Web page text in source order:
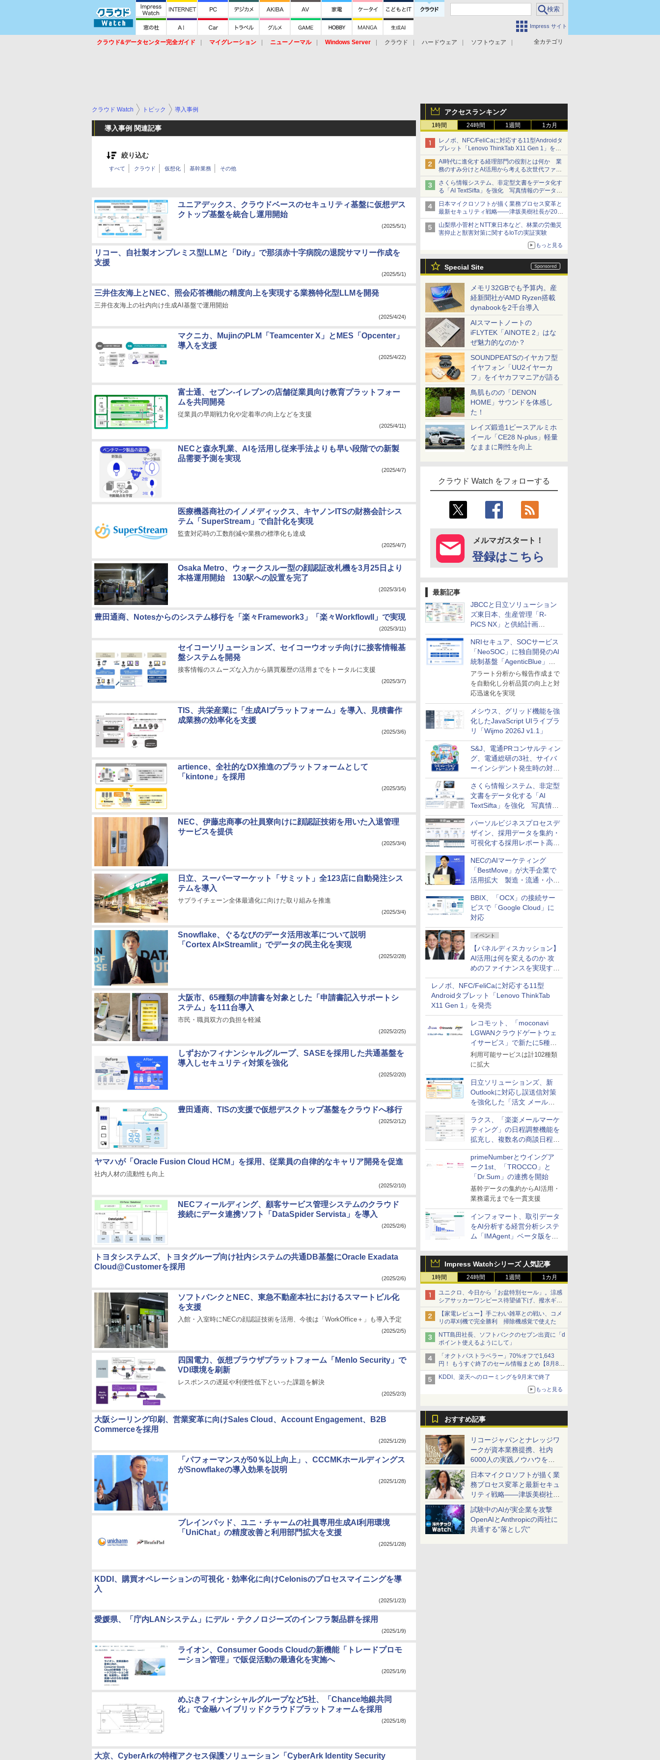
Impress サイト
全カテゴリ
クラウド&データセンター完全ガイド マイグレーション ニューノーマル Windows Server クラウド ハードウェア
ソフトウェア
アクセスランキング
1時間 24時間 1週間 1カ月
レノボ、NFC/FeliCaに対応する11型Androidタ
ブレット「Lenovo ThinkTab X11 Gen 1」を発
売
AI時代に進化する経理部門の役割とは何か 業
務のすみ分けとAI活用から考える次世代ファイ
ナンス戦略
さくら情報システム、非定型文書をデータ化す
る「AI TextSifta」を強化 写真情報のデータ化
などに対応
日本マイクロソフトが描く業務プロセス変革と
最新セキュリティ戦略――津坂美樹社長が2027
年度戦略を説明
山梨県小菅村とNTT東日本など、林業の労働災
害抑止と獣害対策に関するIoTの実証実験
もっと見る
Special Site
メモリ32GBでも予算内。産
経新聞社がAMD Ryzen搭載
dynabookを2千台導入
AIスマートノートの
iFLYTEK「AINOTE 2」はな
ぜ魅力的なのか？
SOUNDPEATSのイヤカフ型
イヤフォン「UU2イヤーカ
フ」をイヤカフマニアが語る
鳥肌ものの「DENON
HOME」サウンドを体感し
た！
レイズ鍛造1ピースアルミホ
イール「CE28 N-plus」軽量
なままに剛性を向上
クラウド Watch をフォローする
メルマガスタート！
登録はこちら
最新記事
JBCCと日立ソリューション
ズ東日本、生産管理「R-
PiCS NX」と供給計画
「scSQUARE ISP」の連携サ
ービスを提供開始
NRIセキュア、SOCサービス
「NeoSOC」に独自開発のAI
統制基盤「AgenticBlue」を
導入
アラート分析から報告作成まで
を自動化し分析品質の向上と対
応迅速化を実現
メシウス、グリッド機能を強
化したJavaScript UIライブラ
リ「Wijmo 2026J v1.1」
S&J、電通PRコンサルティン
グ、電通総研の3社、サイバ
ーインシデント発生時の対応
と危機管理広報を一体的に訓
練するプログラムを提供
さくら情報システム、非定型
文書をデータ化する「AI
TextSifta」を強化 写真情報
のデータ化などに対応
パーソルビジネスプロセスデ
ザイン、採用データを集約・
可視化する採用レポート高速
化サービスを提供
NECのAIマーケティング
「BestMove」が大手企業で
活用拡大 製造・流通・小売
企業・広告代理店などが実装
フェーズへ
BBIX、「OCX」の接続サー
ビスで「Google Cloud」に
対応
イベント
【パネルディスカッション】
AI活用は何を変えるのか 攻
めのファイナンスを実現する
業務設計とマインドセット変
革
レノボ、NFC/FeliCaに対応する11型
Androidタブレット「Lenovo ThinkTab
X11 Gen 1」を発売
レコモット、「moconavi
LGWANクラウドゲートウェ
イサービス」で新たに5種類
のサービスと連携開始
利用可能サービスは計102種類
に拡大
日立ソリューションズ、新
Outlookに対応し誤送信対策
を強化した「活文 メール誤
送信防止アドインサービス」
を提供
ラクス、「楽楽メールマーケ
ティング」の日程調整機能を
拡充し、複数名の商談日程調
整を効率化
primeNumberとウイングア
ーク1st、「TROCCO」と
「Dr.Sum」の連携を開始
基幹データの集約からAI活用・
業務還元までを一貫支援
インフォマート、取引データ
をAI分析する経営分析システ
ム「IMAgent」ベータ版を提
Impress Watchシリーズ 人気記事
1時間 24時間 1週間 1カ月
ユニクロ、今日から「お盆特別セール」。涼感
シアサッカーワンピース待望値下げ、撥水ギア
ショーツは1990円に
【家電レビュー】手ごわい雑草との戦い、コメ
リの草刈機で完全勝利 掃除機感覚で使えた
NTT島田社長、ソフトバンクのセブン出資に「d
ポイント使えるようにして」
「オクトパストラベラー」70%オフで1,643
円！ もうすぐ終了のセール情報まとめ【8月8日
更新】
ニンテンドーeショップでは「大神 絶景版」が
KDDI、楽天へのローミングを9月末で終了
もっと見る
おすすめ記事
リコージャパンとナレッジワ
ークが資本業務提携、社内
6000人の実践ノウハウを生
かした「AI商談記録 for
RICOH」を展開へ
日本マイクロソフトが描く業
務プロセス変革と最新セキュ
リティ戦略――津坂美樹社長
が2027年度戦略を説明
試験中のAIが実企業を攻撃
OpenAIとAnthropicの両社に
共通する“落とし穴”
クラウド Watch トピック 導入事例
導入事例 関連記事
絞り込む
すべて クラウド 仮想化 基幹業務 その他
ユニアデックス、クラウドベースのセキュリティ基盤に仮想デス
クトップ基盤を統合し運用開始
(2025/5/1)
リコー、自社製オンプレミス型LLMと「Dify」で那須赤十字病院の退院サマリー作成を
支援
(2025/5/1)
三井住友海上とNEC、照会応答機能の精度向上を実現する業務特化型LLMを開発
三井住友海上の社内向け生成AI基盤で運用開始
(2025/4/24)
マクニカ、MujinのPLM「Teamcenter X」とMES「Opcenter」
導入を支援
(2025/4/22)
富士通、セブン‐イレブンの店舗従業員向け教育プラットフォー
ムを共同開発
従業員の早期戦力化や定着率の向上などを支援
(2025/4/11)
NECと森永乳業、AIを活用し従来手法よりも早い段階での新製
品需要予測を実現
(2025/4/7)
医療機器商社のイノメディックス、キヤノンITSの財務会計シス
テム「SuperStream」で自計化を実現
監査対応時の工数削減や業務の標準化も達成
(2025/4/7)
Osaka Metro、ウォークスルー型の顔認証改札機を3月25日より
本格運用開始 130駅への設置を完了
(2025/3/14)
豊田通商、Notesからのシステム移行を「楽々Framework3」「楽々WorkflowII」で実現
(2025/3/11)
セイコーソリューションズ、セイコーウオッチ向けに接客情報基
盤システムを開発
接客情報のスムーズな入力から購買履歴の活用までをトータルに支援
(2025/3/7)
TIS、共栄産業に「生成AIプラットフォーム」を導入、見積書作
成業務の効率化を支援
(2025/3/6)
artience、全社的なDX推進のプラットフォームとして
「kintone」を採用
(2025/3/5)
NEC、伊藤忠商事の社員寮向けに顔認証技術を用いた入退管理
サービスを提供
(2025/3/4)
日立、スーパーマーケット「サミット」全123店に自動発注シス
テムを導入
サプライチェーン全体最適化に向けた取り組みを推進
(2025/3/4)
Snowflake、ぐるなびのデータ活用改革について説明
「Cortex AI×Streamlit」でデータの民主化を実現
(2025/2/28)
大阪市、65種類の申請書を対象とした「申請書記入サポートシ
ステム」を111台導入
市民・職員双方の負担を軽減
(2025/2/25)
しずおかフィナンシャルグループ、SASEを採用した共通基盤を
導入しセキュリティ対策を強化
(2025/2/20)
豊田通商、TISの支援で仮想デスクトップ基盤をクラウドへ移行
(2025/2/12)
ヤマハが「Oracle Fusion Cloud HCM」を採用、従業員の自律的なキャリア開発を促進
社内人材の流動性も向上
(2025/2/10)
NECフィールディング、顧客サービス管理システムのクラウド
接続にデータ連携ソフト「DataSpider Servista」を導入
(2025/2/6)
トヨタシステムズ、トヨタグループ向け社内システムの共通DB基盤にOracle Exadata
Cloud@Customerを採用
(2025/2/6)
ソフトバンクとNEC、東急不動産本社におけるスマートビル化
を支援
入館・入室時にNECの顔認証技術を活用、今後は「WorkOffice＋」も導入予定
(2025/2/5)
四国電力、仮想ブラウザプラットフォーム「Menlo Security」で
VDI環境を刷新
レスポンスの遅延や利便性低下といった課題を解決
(2025/2/3)
大阪シーリング印刷、営業変革に向けSales Cloud、Account Engagement、B2B
Commerceを採用
(2025/1/29)
「パフォーマンスが50％以上向上」、CCCMKホールディングス
がSnowflakeの導入効果を説明
(2025/1/28)
ブレインパッド、ユニ・チャームの社員専用生成AI利用環境
「UniChat」の精度改善と利用部門拡大を支援
(2025/1/28)
KDDI、購買オペレーションの可視化・効率化に向けCelonisのプロセスマイニングを導
入
(2025/1/23)
愛媛県、「庁内LANシステム」にデル・テクノロジーズのインフラ製品群を採用
(2025/1/9)
ライオン、Consumer Goods Cloudの新機能「トレードプロモ
ーション管理」で販促活動の最適化を実施へ
(2025/1/9)
めぶきフィナンシャルグループなど5社、「Chance地銀共同
化」で金融ハイブリッドクラウドプラットフォームを採用
(2025/1/8)
大京、CyberArkの特権アクセス保護ソリューション「CyberArk Identity Security